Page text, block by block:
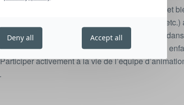
enfants et créer un environnement sécurisant et
activités variées (jeux, ateliers créatifs, sorties,
Encadrer les temps de repas et de détente
Assurer la sécurité physique et affective des
activement à la vie de l’équipe
Deny all Accept all